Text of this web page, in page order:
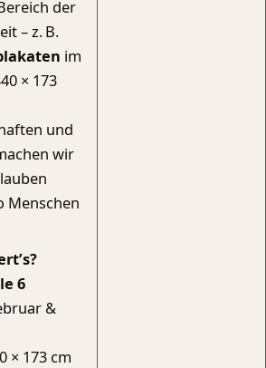
der
– z. B.
im
× 173
und
wir
Menschen
6
&
× 173 cm